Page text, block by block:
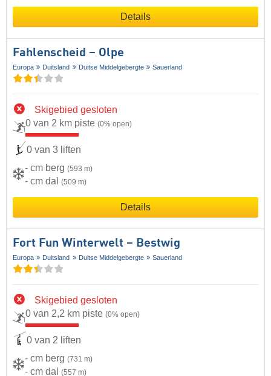
Details
Fahlenscheid – Olpe
Europa Duitsland Duitse Middelgebergte Sauerland
Skigebied gesloten
0 van 2 km piste (0% open)
0 van 3 liften
- cm berg (593 m)
- cm dal (509 m)
Details
Fort Fun Winterwelt – Bestwig
Europa Duitsland Duitse Middelgebergte Sauerland
Skigebied gesloten
0 van 2,2 km piste (0% open)
0 van 2 liften
- cm berg (731 m)
- cm dal (557 m)